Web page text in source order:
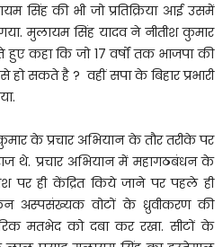
सिंह की भी जो प्रतिक्रिया आई उसमें
गया. मुलायम सिंह यादव ने नीतीश कुमार
हुए कहा कि जो 17 वर्षों तक भाजपा की
सकते है ? वहीं सपा के बिहार प्रभारी
के प्रचार अभियान के तौर तरीके पर
थे. प्रचार अभियान में महागठबंधन के
पर ही केंद्रित किये जाने पर पहले ही
अस्पसंख्यक वोटों के ध्रुवीकरण की
मतभेद को दबा कर रखा. सीटों के